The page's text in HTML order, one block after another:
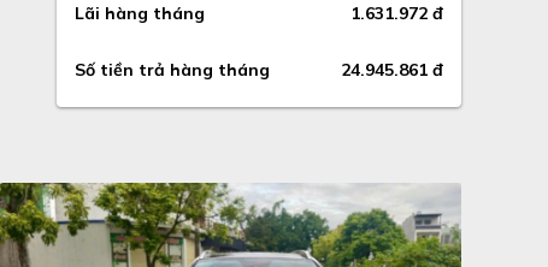
Lãi hàng tháng 1.631.972 đ
Số tiền trả hàng tháng 24.945.861 đ